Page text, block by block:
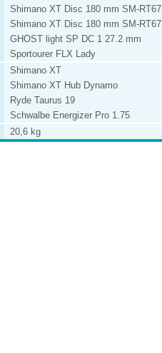
Shimano XT Disc 180 mm SM-RT67
Shimano XT Disc 180 mm SM-RT67
GHOST light SP DC 1 27.2 mm
Sportourer FLX Lady
Shimano XT
Shimano XT Hub Dynamo
Ryde Taurus 19
Schwalbe Energizer Pro 1.75
20,6 kg